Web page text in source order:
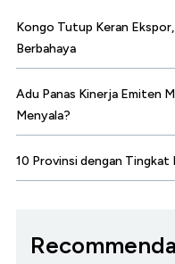
Kongo Tutup Keran
Berbahaya
Adu Panas Kinerja Emiten
Menyala?
10 Provinsi dengan Tingkat